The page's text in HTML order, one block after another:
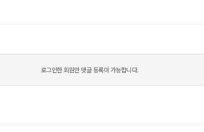
로그인한 회원만 댓글 등록이 가능합니다.